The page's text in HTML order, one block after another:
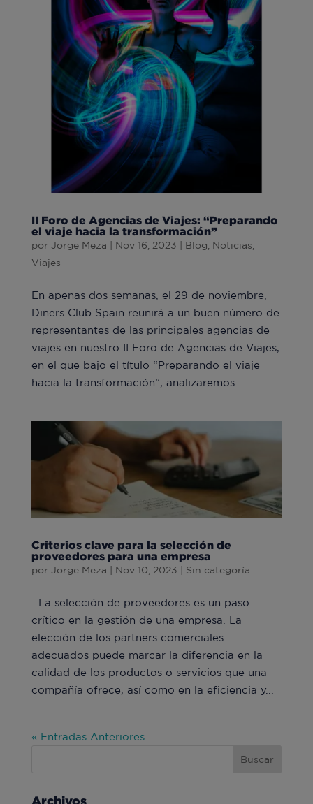
II Foro de Agencias de Viajes: “Preparando
el viaje hacia la transformación”
por Jorge Meza Nov 16, 2023 Blog Noticias
Viajes
En apenas dos semanas, el 29 de noviembre,
Diners Club Spain reunirá a un buen número de
representantes de las principales agencias de
viajes en nuestro II Foro de Agencias de Viajes,
en el que bajo el título “Preparando el viaje
hacia la transformación”, analizaremos...
Criterios clave para la selección de
proveedores para una empresa
por Jorge Meza Nov 10, 2023 Sin categoría
La selección de proveedores es un paso
crítico en la gestión de una empresa. La
elección de los partners comerciales
adecuados puede marcar la diferencia en la
calidad de los productos o servicios que una
compañía ofrece, así como en la eficiencia y...
« Entradas Anteriores
Archivos